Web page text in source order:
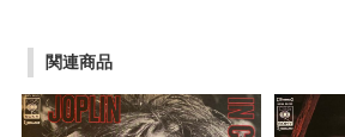
関連商品